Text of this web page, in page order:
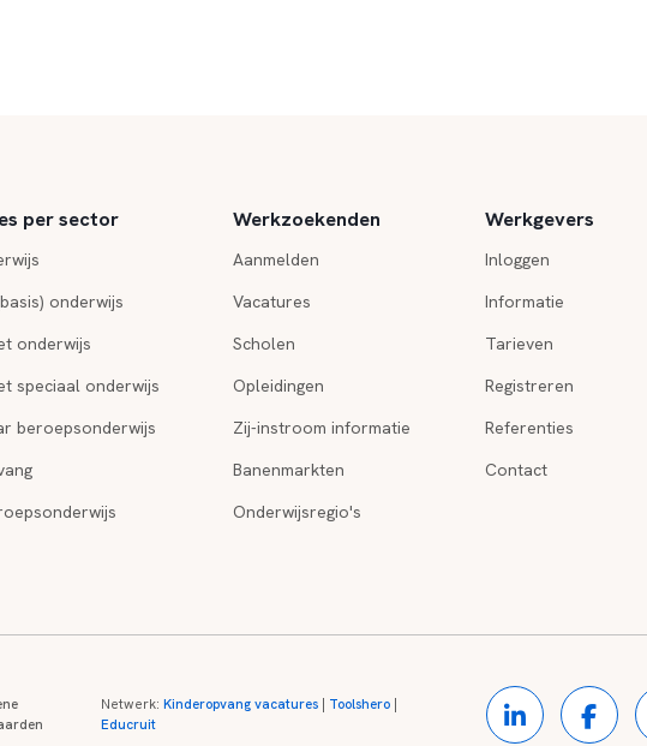
per sector
onderwijs
onderwijs
speciaal onderwijs
beroepsonderwijs
Werkzoekenden
Aanmelden
Vacatures
Scholen
Opleidingen
Zij-instroom informatie
Banenmarkten
Onderwijsregio's
Werkgevers
Inloggen
Informatie
Tarieven
Registreren
Referenties
Contact
Netwerk: Kinderopvang vacatures| Toolshero|
Educruit